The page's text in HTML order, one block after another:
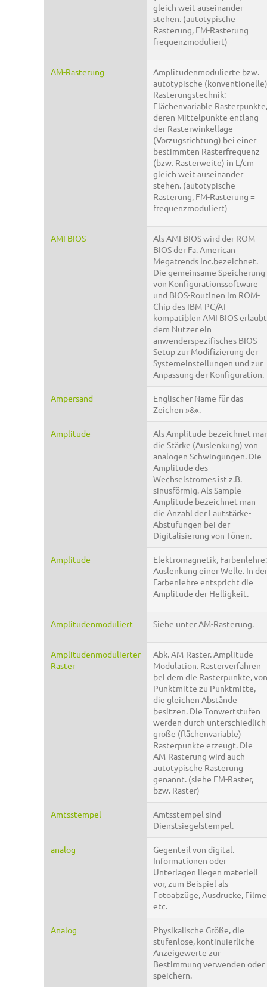
gleich weit auseinander
stehen. (autotypische
Rasterung, FM-Rasterung =
frequenzmoduliert)
AM-Rasterung
Amplitudenmodulierte bzw.
autotypische (konventionelle)
Rasterungstechnik:
Flächenvariable Rasterpunkte,
deren Mittelpunkte entlang
der Rasterwinkellage
(Vorzugsrichtung) bei einer
bestimmten Rasterfrequenz
(bzw. Rasterweite) in L/cm
gleich weit auseinander
stehen. (autotypische
Rasterung, FM-Rasterung =
frequenzmoduliert)
AMI BIOS
Als AMI BIOS wird der ROM-
BIOS der Fa. American
Megatrends Inc.bezeichnet.
Die gemeinsame Speicherung
von Konfigurationssoftware
und BIOS-Routinen im ROM-
Chip des IBM-PC/AT-
kompatiblen AMI BIOS erlaubt
dem Nutzer ein
anwenderspezifisches BIOS-
Setup zur Modifizierung der
Systemeinstellungen und zur
Anpassung der Konfiguration.
Ampersand
Englischer Name für das
Zeichen »&«.
Amplitude
Als Amplitude bezeichnet
die Stärke (Auslenkung) von
analogen Schwingungen. Die
Amplitude des
Wechselstromes ist z.B.
sinusförmig. Als Sample-
Amplitude bezeichnet man
die Anzahl der Lautstärke-
Abstufungen bei der
Digitalisierung von Tönen.
Amplitude
Elektromagnetik, Farbenlehre:
Auslenkung einer Welle. In der
Farbenlehre entspricht die
Amplitude der Helligkeit.
Amplitudenmoduliert Siehe unter AM-Rasterung.
Amplitudenmodulierter
Raster
Abk. AM-Raster. Amplitude
Modulation. Rasterverfahren
bei dem die Rasterpunkte, von
Punktmitte zu Punktmitte,
die gleichen Abstände
besitzen. Die Tonwertstufen
werden durch unterschiedlich
große (flächenvariable)
Rasterpunkte erzeugt. Die
AM-Rasterung wird auch
autotypische Rasterung
genannt. (siehe FM-Raster,
bzw. Raster)
Amtsstempel
Amtsstempel sind
Dienstsiegelstempel.
analog
Gegenteil von digital.
Informationen oder
Unterlagen liegen materiell
vor, zum Beispiel als
Fotoabzüge, Ausdrucke, Filme
etc.
Analog
Physikalische Größe, die
stufenlose, kontinuierliche
Anzeigewerte zur
Bestimmung verwenden oder
speichern.